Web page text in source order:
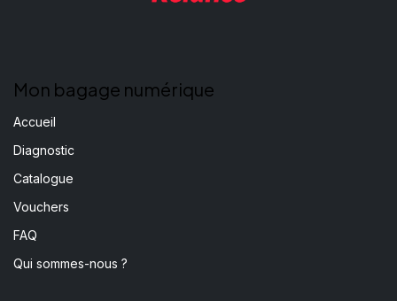
Mon bagage numérique
Accueil
Diagnostic
Catalogue
Vouchers
FAQ
Qui sommes-nous ?